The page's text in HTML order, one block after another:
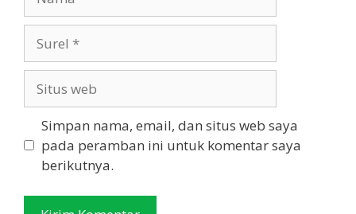
web
Simpan nama, email, dan situs web saya
pada peramban ini untuk komentar saya
berikutnya.